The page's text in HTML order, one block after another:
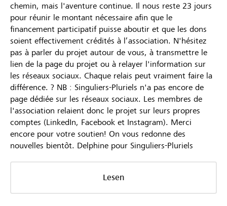
chemin, mais l'aventure continue. Il nous reste 23 jours
pour réunir le montant nécessaire afin que le
financement participatif puisse aboutir et que les dons
soient effectivement crédités à l’association. N'hésitez
pas à parler du projet autour de vous, à transmettre le
lien de la page du projet ou à relayer l'information sur
les réseaux sociaux. Chaque relais peut vraiment faire la
différence. ? NB : Singuliers-Pluriels n'a pas encore de
page dédiée sur les réseaux sociaux. Les membres de
l'association relaient donc le projet sur leurs propres
comptes (LinkedIn, Facebook et Instagram). Merci
encore pour votre soutien! On vous redonne des
nouvelles bientôt. Delphine pour Singuliers-Pluriels
Lesen